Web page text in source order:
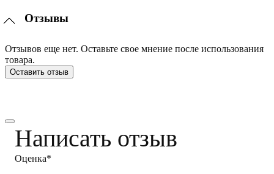
Отзывы
Отзывов еще нет. Оставьте свое мнение после использования
товара.
Оставить отзыв
Написать отзыв
Оценка*